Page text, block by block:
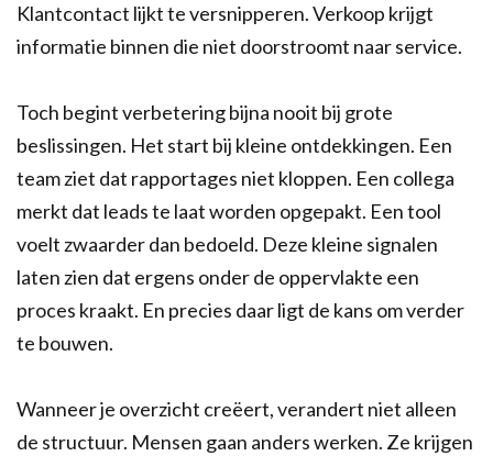
Klantcontact lijkt te versnipperen. Verkoop krijgt
informatie binnen die niet doorstroomt naar service.
Toch begint verbetering bijna nooit bij grote
beslissingen. Het start bij kleine ontdekkingen. Een
team ziet dat rapportages niet kloppen. Een collega
merkt dat leads te laat worden opgepakt. Een tool
voelt zwaarder dan bedoeld. Deze kleine signalen
laten zien dat ergens onder de oppervlakte een
proces kraakt. En precies daar ligt de kans om verder
te bouwen.
Wanneer je overzicht creëert, verandert niet alleen
de structuur. Mensen gaan anders werken. Ze krijgen